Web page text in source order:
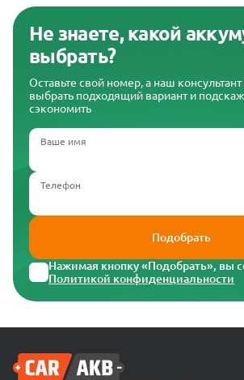
Не знаете, какой
выбрать?
Оставьте свой номер, а наш
выбрать подходящий вариант и
сэкономить
Ваше имя
Телефон
Подобрать
Нажимая кнопку «Подобрать», вы
Политикой конфиденциальности